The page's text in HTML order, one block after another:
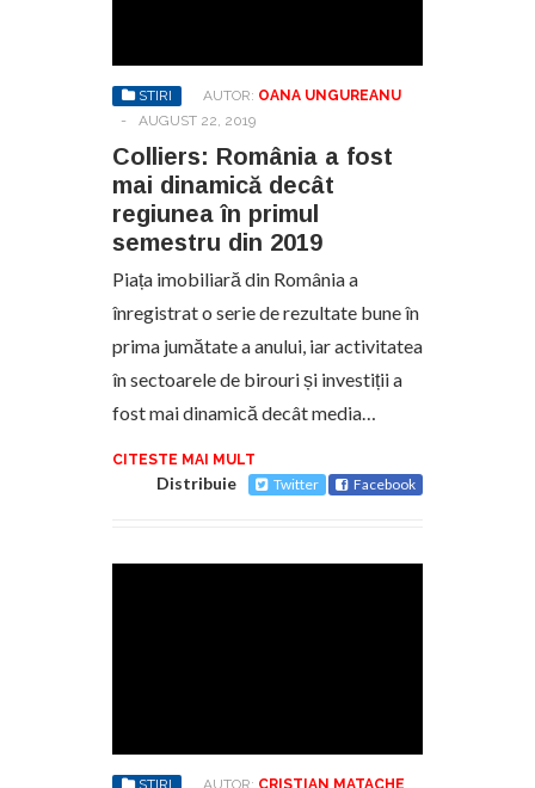
STIRI AUTOR: OANA UNGUREANU
-
AUGUST 22, 2019
Colliers: România a fost
mai dinamică decât
regiunea în primul
semestru din 2019
Piața imobiliară din România a
înregistrat o serie de rezultate bune în
prima jumătate a anului, iar activitatea
în sectoarele de birouri și investiții a
fost mai dinamică decât media…
CITESTE MAI MULT
Distribuie Twitter Facebook
STIRI AUTOR: CRISTIAN MATACHE